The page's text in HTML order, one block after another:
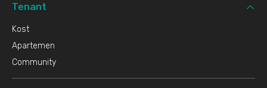
Tenant
Kost
Apartemen
Community